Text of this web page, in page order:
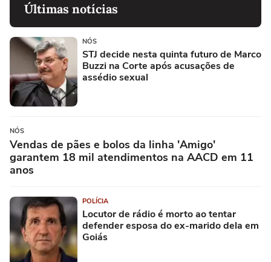
Últimas notícias
NÓS
STJ decide nesta quinta futuro de Marco
Buzzi na Corte após acusações de
assédio sexual
NÓS
Vendas de pães e bolos da linha 'Amigo'
garantem 18 mil atendimentos na AACD em 11
anos
POLÍCIA
Locutor de rádio é morto ao tentar
defender esposa do ex-marido dela em
Goiás